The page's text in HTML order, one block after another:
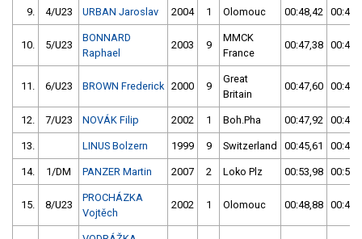
9. 4/U23 URBAN Jaroslav 2004 1 Olomouc 00:48,42
10. 5/U23
BONNARD
Raphael
2003 9
MMCK
France
00:47,38
11. 6/U23 BROWN Frederick 2000 9
Great
Britain
00:47,60
12. 7/U23 NOVÁK Filip 2002 1 Boh.Pha 00:47,92
13. LINUS Bolzern 1999 9 Switzerland 00:45,61
14. 1/DM PANZER Martin 2007 2 Loko Plz 00:53,98
15. 8/U23
PROCHÁZKA
Vojtěch
2002 1 Olomouc 00:48,88